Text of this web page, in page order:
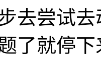
去尝试
了就停